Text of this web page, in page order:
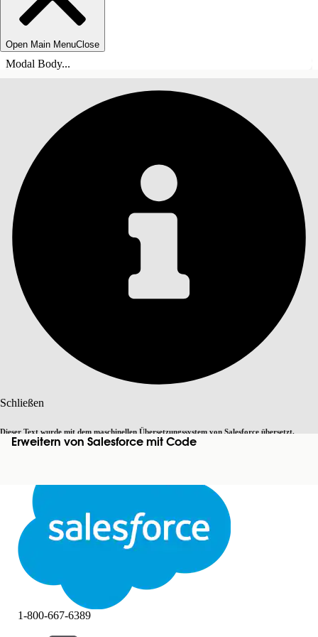
Open Main MenuClose
Modal Body...
Schließen
Dieser Text wurde mit dem maschinellen Übersetzungssystem von Salesforce übersetzt.
Weitere Details finden Siehier . Zu Englisch wechseln
Schließen
Erweitern von Salesforce mit Code
INHALT
1-800-667-6389